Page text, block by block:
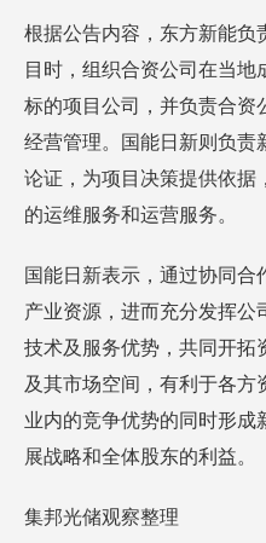
根据公告内容，东方新能负
目时，组织合资公司在当
标的项目公司，并负责合资
经营管理。国能日新则负责
论证，为项目决策提供依据
的运维服务和运营服务。
国能日新表示，通过协同合
产业资源，进而充分发挥公
技术及服务优势，共同开拓
及其市场空间，有利于各
业内的竞争优势的同时形成
展战略和全体股东的利益。
集邦光储观察整理